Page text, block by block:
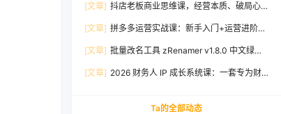
[文章] 抖店老板商业思维课，经营本质、破局心
增
[文章] 拼多多运营实战课：新手入门+运营进阶、
出百单
[文章] 批量改名工具 zRenamer v1.8.0 中文绿色
[文章] 2026 财务人 IP 成长系统课：一套专为财
Ta的全部动态